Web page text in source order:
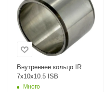
Внутреннее кольцо IR
7x10x10.5 ISB
Много